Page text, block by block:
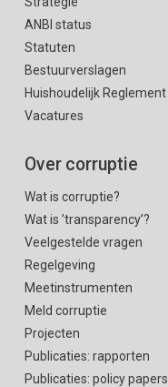
ANBI status
Statuten
Bestuurverslagen
Huishoudelijk Reglement
Vacatures
Over corruptie
Wat is corruptie?
Wat is ’transparency’?
Veelgestelde vragen
Regelgeving
Meetinstrumenten
Meld corruptie
Projecten
Publicaties: rapporten
Publicaties: policy papers